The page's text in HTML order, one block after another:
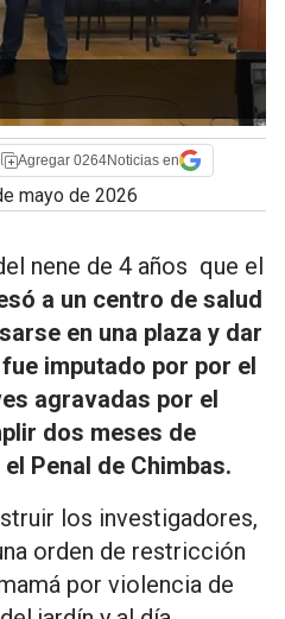
Agregar 0264Noticias en
mayo de 2026
nene de 4 años que el
a un centro de salud
en una plaza y dar
imputado por por el
agravadas por el
dos meses de
Penal de Chimbas.
los investigadores,
orden de restricción
por violencia de